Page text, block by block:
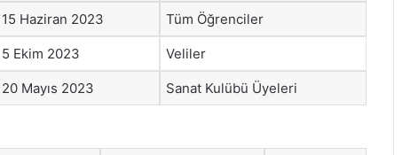
15 Haziran 2023 Tüm Öğrenciler
5 Ekim 2023 Veliler
20 Mayıs 2023 Sanat Kulübü Üyeleri